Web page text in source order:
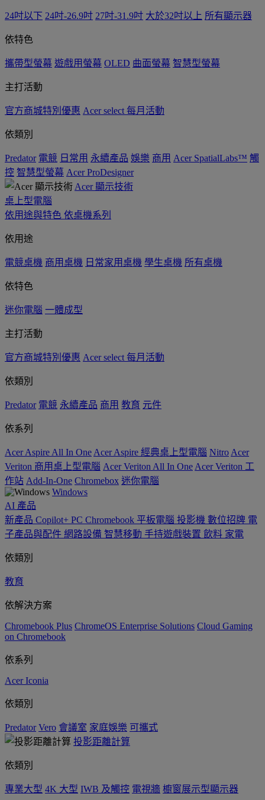
24吋以下 24吋-26.9吋 27吋-31.9吋 大於32吋以上 所有顯示器
依特色
攜帶型螢幕 遊戲用螢幕 OLED 曲面螢幕 智慧型螢幕
主打活動
官方商城特別優惠 Acer select 每月活動
依類別
Predator 電競 日常用 永續產品 娛樂 商用 Acer SpatialLabs™ 觸
控 智慧型螢幕 Acer ProDesigner
Acer 顯示技術
桌上型電腦
依用途與特色 依桌機系列
依用途
電競桌機 商用桌機 日常家用桌機 學生桌機 所有桌機
依特色
迷你電腦 一體成型
主打活動
官方商城特別優惠 Acer select 每月活動
依類別
Predator 電競 永續產品 商用 教育 元件
依系列
Acer Aspire All In One Acer Aspire 經典桌上型電腦 Nitro Acer
Veriton 商用桌上型電腦 Acer Veriton All In One Acer Veriton 工
作站 Add-In-One Chromebox 迷你電腦
Windows
AI 產品
新產品 Copilot+ PC Chromebook 平板電腦 投影機 數位招牌 電
子產品與配件 網路設備 智慧移動 手持遊戲裝置 飲料 家電
依類別
教育
依解決方案
Chromebook Plus ChromeOS Enterprise Solutions Cloud Gaming
on Chromebook
依系列
Acer Iconia
依類別
Predator Vero 會議室 家庭娛樂 可攜式
投影距離計算
依類別
專業大型 4K 大型 IWB 及觸控 電視牆 櫥窗展示型顯示器